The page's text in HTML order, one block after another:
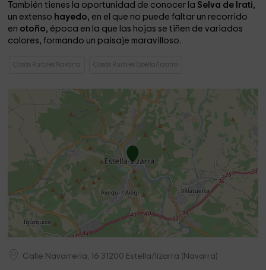
También tienes la oportunidad de conocer la Selva de Irati,
un extenso hayedo, en el que no puede faltar un recorrido
en otoño, época en la que las hojas se tiñen de variados
colores, formando un paisaje maravilloso.
Casas Rurales Navarra Casas Rurales Estella/lizarra
Calle Navarreria, 16 31200 Estella/lizarra ( Navarra)